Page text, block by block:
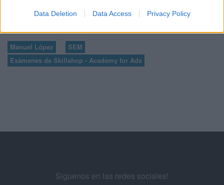
Data Deletion Data Access Privacy Policy
Manuel López
SEM
Exámenes de Skillshop - Academy for Ads
Siguenos en las redes sociales!